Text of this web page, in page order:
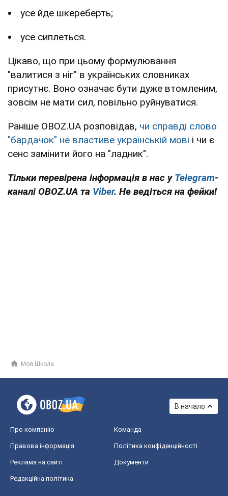
усе йде шкереберть;
усе сиплеться.
Цікаво, що при цьому формулювання
"валитися з ніг" в українських словниках
присутнє. Воно означає бути дуже втомленим,
зовсім не мати сил, повільно руйнуватися.
Раніше OBOZ.UA розповідав, чи справді слово
"бардачок" не властиве українській мові і чи є
сенс замінити його на "ладник".
Тільки перевірена інформація в нас у Telegram-
каналі OBOZ.UA та Viber. Не ведіться на фейки!
Моя Школа
В начало
Про компанію Команда
Правова інформація Політика конфіденційності
Реклама на сайті Документи
Редакційна політика